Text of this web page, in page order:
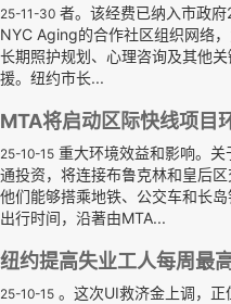
25-11-30 者。该经费已纳入市政
NYC Aging的合作社区组织网络
长期照护规划、心理咨询及其他
援。纽约市长...
MTA将启动区际快线项目
25-10-15 重大环境效益和影响。
通投资，将连接布鲁克林和皇后
他们能够搭乘地铁、公交车和长
出行时间，沿著由MTA...
纽约提高失业工人每周最
25-10-15 。这次UI救济金上调，